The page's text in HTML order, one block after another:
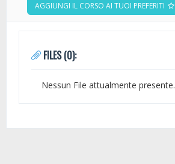
AGGIUNGI IL CORSO AI TUOI PREFERITI
FILES (0):
Nessun File attualmente presente.